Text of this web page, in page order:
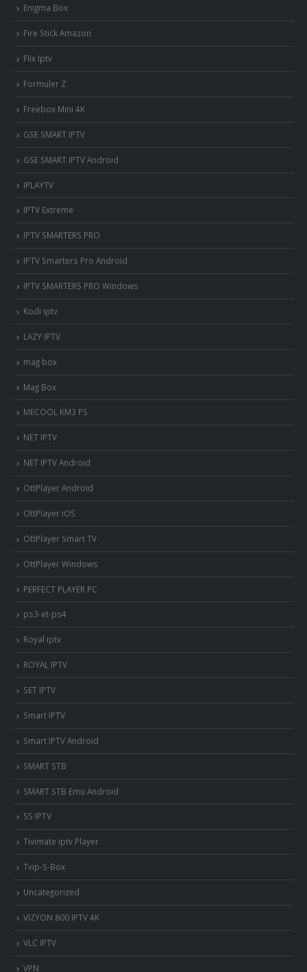
Enigma Box
Fire Stick Amazon
Flix Iptv
Formuler Z
Freebox Mini 4K
‎GSE SMART IPTV
GSE SMART IPTV Android
IPLAYTV
IPTV Extreme
IPTV SMARTERS PRO
IPTV Smarters Pro Android
IPTV SMARTERS PRO Windows
Kodi iptv
LAZY IPTV
mag box
Mag Box
MECOOL KM3 PS
NET IPTV
NET IPTV Android
OttPlayer Android
OttPlayer iOS
OttPlayer Smart TV
OttPlayer Windows
PERFECT PLAYER PC
ps3-et-ps4
Royal iptv
ROYAL IPTV
SET IPTV
Smart IPTV
Smart IPTV Android
SMART STB
SMART STB Emu Android
SS IPTV
Tivimate iptv Player
Tvip-S-Box
Uncategorized
VIZYON 800 IPTV 4K
VLC IPTV
VPN